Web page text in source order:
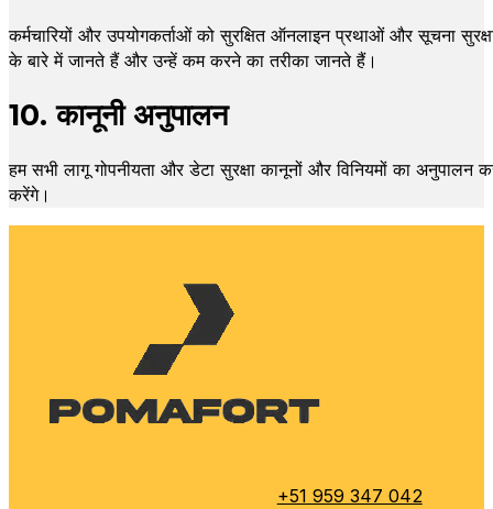
कर्मचारियों और उपयोगकर्ताओं को सुरक्षित ऑनलाइन प्रथाओं और सूचना
के बारे में जानते हैं और उन्हें कम करने का तरीका जानते हैं।
10. कानूनी अनुपालन
हम सभी लागू गोपनीयता और डेटा सुरक्षा कानूनों और विनियमों का
करेंगे।
+51 959 347 042